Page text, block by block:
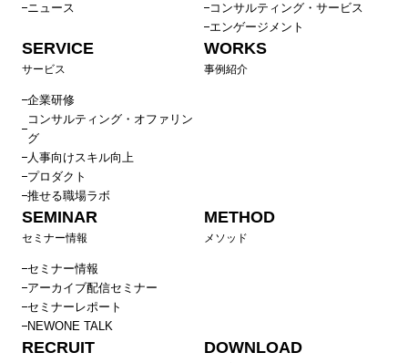
ニュース
コンサルティング・サービス
エンゲージメント
SERVICE
サービス
企業研修
コンサルティング・オファリン
グ
人事向けスキル向上
プロダクト
推せる職場ラボ
WORKS
事例紹介
SEMINAR
セミナー情報
セミナー情報
アーカイブ配信セミナー
セミナーレポート
NEWONE TALK
METHOD
メソッド
RECRUIT DOWNLOAD